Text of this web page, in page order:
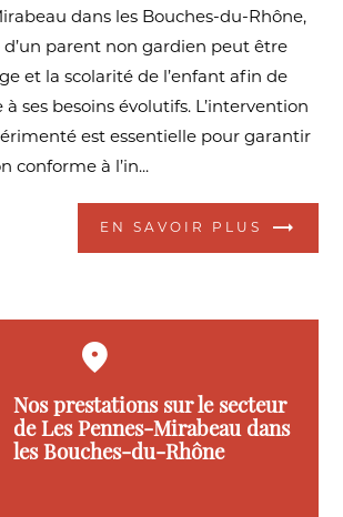
dans les Bouches-du-Rhône,
parent non gardien peut être
et la scolarité de l’enfant afin de
ses besoins évolutifs. L’intervention
est essentielle pour garantir
conforme à l’in...
EN SAVOIR PLUS
Nos prestations sur le secteur
de Les Pennes-Mirabeau dans
les Bouches-du-Rhône